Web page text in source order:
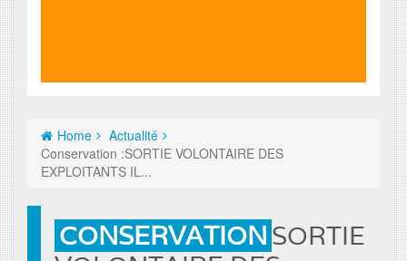
Home
Actualité
Conservation :SORTIE VOLONTAIRE DES
EXPLOITANTS IL...
CONSERVATIONSORTIE